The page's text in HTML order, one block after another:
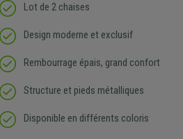
Lot de 2 chaises
Design moderne et exclusif
Rembourrage épais, grand confort
Structure et pieds métalliques
Disponible en différents coloris